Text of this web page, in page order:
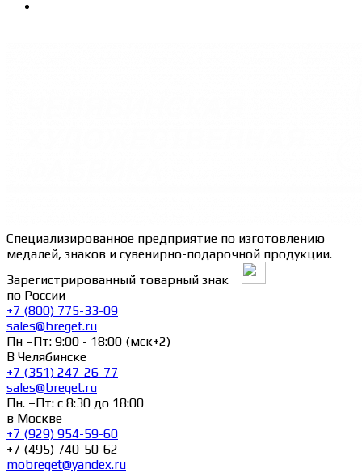
Специализированное предприятие по изготовлению
медалей, знаков и сувенирно-подарочной продукции.
Зарегистрированный товарный знак
по России
+7 (800) 775-33-09
sales@breget.ru
Пн –Пт: 9:00 - 18:00 (мск+2)
В Челябинске
+7 (351) 247-26-77
sales@breget.ru
Пн. –Пт: с 8:30 до 18:00
в Москве
+7 (929) 954-59-60
+7 (495) 740-50-62
mobreget@yandex.ru